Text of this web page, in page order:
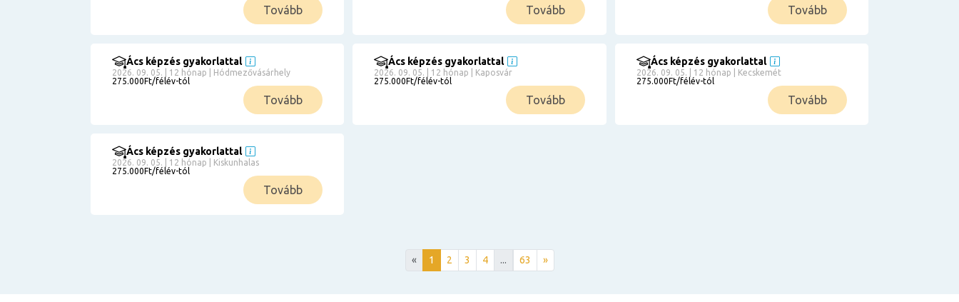
Tovább Tovább Tovább
Ács képzés gyakorlattal
2026. 09. 05. | 12 hónap | Hódmezővásárhely
275.000Ft/félév-tól
Tovább
Ács képzés gyakorlattal
2026. 09. 05. | 12 hónap | Kaposvár
275.000Ft/félév-tól
Tovább
Ács képzés gyakorlattal
2026. 09. 05. | 12 hónap | Kecskemét
275.000Ft/félév-tól
Tovább
Ács képzés gyakorlattal
2026. 09. 05. | 12 hónap | Kiskunhalas
275.000Ft/félév-tól
Tovább
« 1 2 3 4 ... 63 »